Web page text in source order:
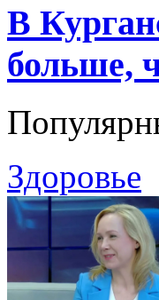
В
больше,
Здоровье